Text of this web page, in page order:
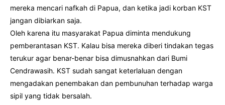
mereka mencari nafkah di Papua, dan ketika jadi korban KST
jangan dibiarkan saja.
Oleh karena itu masyarakat Papua diminta mendukung
pemberantasan KST. Kalau bisa mereka diberi tindakan tegas
terukur agar benar-benar bisa dimusnahkan dari Bumi
Cendrawasih. KST sudah sangat keterlaluan dengan
mengadakan penembakan dan pembunuhan terhadap warga
sipil yang tidak bersalah.